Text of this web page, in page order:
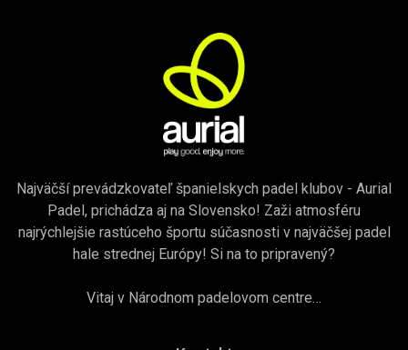
outdoor
outdoor
Najväčší prevádzkovateľ španielskych padel klubov - Aurial
Padel, prichádza aj na Slovensko! Zaži atmosféru
najrýchlejšie rastúceho športu súčasnosti v najväčšej padel
hale strednej Európy! Si na to pripravený?
Vitaj v Národnom padelovom centre…